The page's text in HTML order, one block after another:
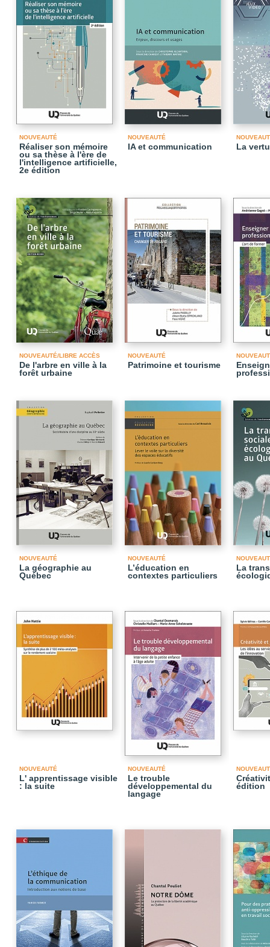
NOUVEAUTÉ
Réaliser son mémoire
ou sa thèse à l'ère de
l'intelligence artificielle,
2e édition
NOUVEAUTÉ
IA et communication La
NOUVEAUTÉ/LIBRE ACCÈS
De l'arbre en ville à la
forêt urbaine
NOUVEAUTÉ
Patrimoine et tourisme
NOUVEAUTÉ
La géographie au
Québec
NOUVEAUTÉ
L’éducation en
contextes particuliers
La
NOUVEAUTÉ
L' apprentissage visible
: la suite
NOUVEAUTÉ
Le trouble
développemental du
langage
édition